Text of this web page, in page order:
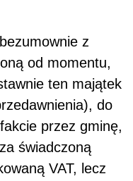
z
od momentu,
ten majątek
do
przez gminę,
za świadczoną
VAT, lecz